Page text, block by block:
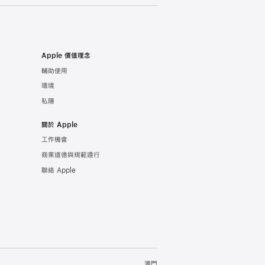
Apple 價值理念
輔助使用
環境
私隱
關於 Apple
工作機會
商業道德與規範遵行
聯絡 Apple